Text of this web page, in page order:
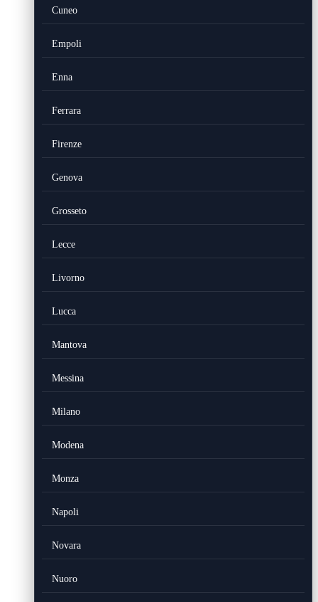
Cuneo
Empoli
Enna
Ferrara
Firenze
Genova
Grosseto
Lecce
Livorno
Lucca
Mantova
Messina
Milano
Modena
Monza
Napoli
Novara
Nuoro